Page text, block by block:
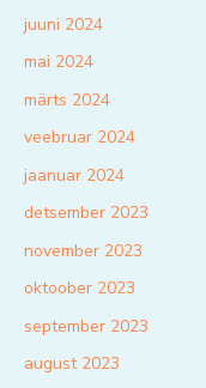
juuni 2024
mai 2024
märts 2024
veebruar 2024
jaanuar 2024
detsember 2023
november 2023
oktoober 2023
september 2023
august 2023